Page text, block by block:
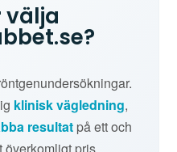
välja
klinisk vägledning,
resultatpå ett och